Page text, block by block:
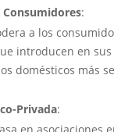
:
a los
introducen en sus
domésticos más
Privada:
en asociaciones